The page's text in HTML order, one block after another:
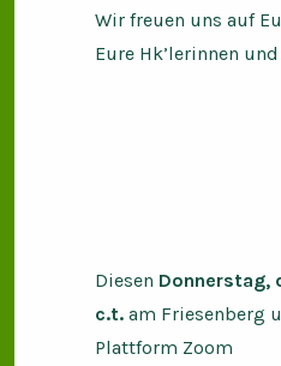
Wir freuen uns auf
Eure Hk’lerinnen und
Diesen Donnerstag,
c.t.am Friesenberg
Plattform Zoom